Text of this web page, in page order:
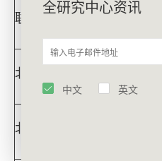
联合早报
https://
北京日报
https://
北京日报
https://
全研究中心资讯
中文 英文